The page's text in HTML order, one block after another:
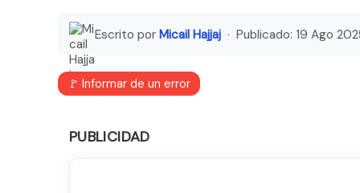
Escrito por Micail Hajjaj · Publicado: 19 Ago
🚩 Informar de un error
PUBLICIDAD